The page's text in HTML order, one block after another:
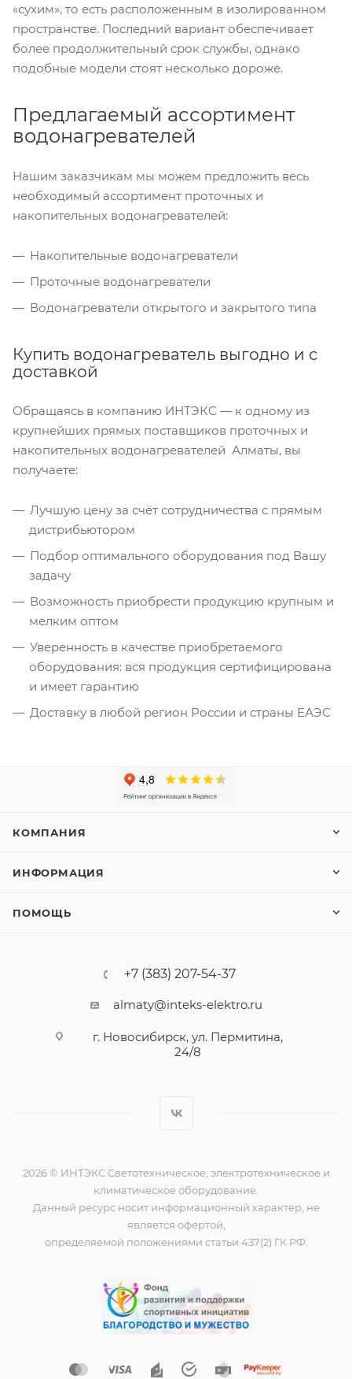
«сухим», то есть расположенным в изолированном
пространстве. Последний вариант обеспечивает
более продолжительный срок службы, однако
подобные модели стоят несколько дороже.
Предлагаемый ассортимент
водонагревателей
Нашим заказчикам мы можем предложить весь
необходимый ассортимент проточных и
накопительных водонагревателей:
Накопительные водонагреватели
Проточные водонагреватели
Водонагреватели открытого и закрытого типа
Купить водонагреватель выгодно и с
доставкой
Обращаясь в компанию ИНТЭКС — к одному из
крупнейших прямых поставщиков проточных и
накопительных водонагревателей Алматы, вы
получаете:
Лучшую цену за счёт сотрудничества с прямым
дистрибьютором
Подбор оптимального оборудования под Вашу
задачу
Возможность приобрести продукцию крупным и
мелким оптом
Уверенность в качестве приобретаемого
оборудования: вся продукция сертифицирована
и имеет гарантию
Доставку в любой регион России и страны ЕАЭС
КОМПАНИЯ
ИНФОРМАЦИЯ
ПОМОЩЬ
+7 (383) 207-54-37
almaty@inteks-elektro.ru
г. Новосибирск, ул. Пермитина,
24/8
2026 © ИНТЭКС Светотехническое, электротехническое и
климатическое оборудование.
Данный ресурс носит информационный характер, не
является офертой,
определяемой положениями статьи 437(2) ГК РФ.